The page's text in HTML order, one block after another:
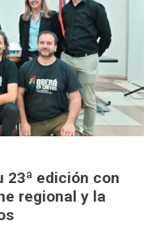
23ª edición con
regional y la